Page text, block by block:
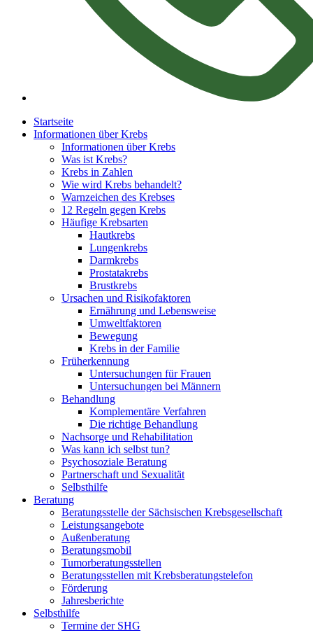
Startseite
Informationen über Krebs
Informationen über Krebs
Was ist Krebs?
Krebs in Zahlen
Wie wird Krebs behandelt?
Warnzeichen des Krebses
12 Regeln gegen Krebs
Häufige Krebsarten
Hautkrebs
Lungenkrebs
Darmkrebs
Prostatakrebs
Brustkrebs
Ursachen und Risikofaktoren
Ernährung und Lebensweise
Umweltfaktoren
Bewegung
Krebs in der Familie
Früherkennung
Untersuchungen für Frauen
Untersuchungen bei Männern
Behandlung
Komplementäre Verfahren
Die richtige Behandlung
Nachsorge und Rehabilitation
Was kann ich selbst tun?
Psychosoziale Beratung
Partnerschaft und Sexualität
Selbsthilfe
Beratung
Beratungsstelle der Sächsischen Krebsgesellschaft
Leistungsangebote
Außenberatung
Beratungsmobil
Tumorberatungsstellen
Beratungsstellen mit Krebsberatungstelefon
Förderung
Jahresberichte
Selbsthilfe
Termine der SHG